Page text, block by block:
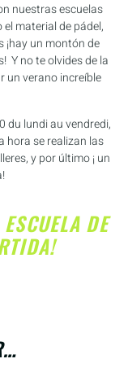
nuestras escuelas
material de pádel,
¡hay un montón de
Y no te olvides de la
un verano increíble
du lundi au vendredi,
hora se realizan las
y por último ¡ un
DE